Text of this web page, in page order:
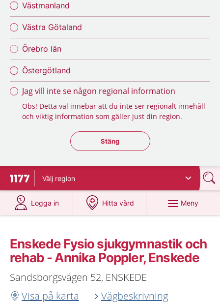
Västmanland
Västra Götaland
Örebro län
Östergötland
Jag vill inte se någon regional information
Obs! Detta val innebär att du inte ser regionalt innehåll
och viktig information som gäller just din region.
Stäng regionsväljaren
Stäng
Till startsidan för 1177
Välj region
Logga in
på 1177.se
Hitta vård
på 1177.se
Meny
Enskede Fysio sjukgymnastik och
rehab - Annika Poppler, Enskede
Sandsborgsvägen 52, ENSKEDE
Visa på karta
Vägbeskrivning